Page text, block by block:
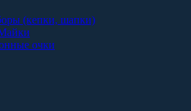
(кепки, шапки)
очки